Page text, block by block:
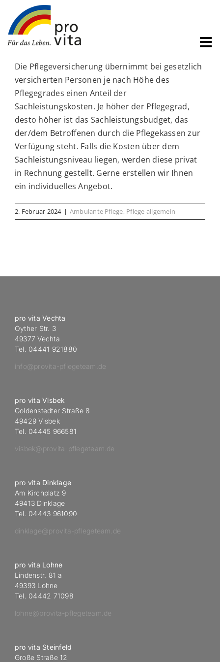
Inhalt
springen
Über uns
Jobs
Aktuelles
Suche
nach:
Die Pflegeversicherung übernimmt bei gesetzlich
versicherten Personen je nach Höhe des
Pflegegrades einen Anteil der
Sachleistungskosten. Je höher der Pflegegrad,
desto höher ist das Sachleistungsbudget, das
der/dem Betroffenen durch die Pflegekassen zur
Verfügung steht. Falls die Kosten über dem
Sachleistungsniveau liegen, werden diese privat
in Rechnung gestellt. Gerne erstellen wir Ihnen
ein individuelles Angebot.
2. Februar 2024 | Ambulante Pflege, Pflege allgemein
pro vita Vechta
Oyther Str. 3
49377 Vechta
Tel. 04441 921880
info@provita-pflegeteam.de
pro vita Visbek
Goldenstedter Straße 8
49429 Visbek
Tel. 04445 966581
visbek@provita-pflegeteam.de
pro vita Dinklage
Am Kirchplatz 9
49413 Dinklage
Tel. 04443 961090
dinklage@provita-pflegeteam.de
pro vita Lohne
Lindenstr. 81 a
49393 Lohne
Tel. 04442 71098
lohne@provita-pflegeteam.de
pro vita Steinfeld
Große Straße 12